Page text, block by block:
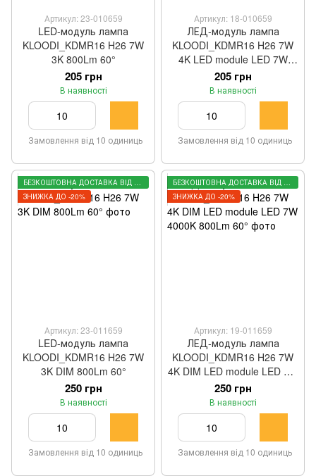
Артикул: 23-010659
LED-модуль лампа
KLOODI_KDMR16 H26 7W
3K 800Lm 60°
205 грн
В наявності
Замовлення від 10 одиниць
Артикул: 18-010659
ЛЕД-модуль лампа
KLOODI_KDMR16 H26 7W
4K LED module LED 7W
4000K 800Lm 60°
205 грн
В наявності
Замовлення від 10 одиниць
БЕЗКОШТОВНА ДОСТАВКА ВІД 3000 ГРН
ЗНИЖКА ДО -20%
Артикул: 23-011659
LED-модуль лампа
KLOODI_KDMR16 H26 7W
3K DIM 800Lm 60°
250 грн
В наявності
Замовлення від 10 одиниць
БЕЗКОШТОВНА ДОСТАВКА ВІД 3000 ГРН
ЗНИЖКА ДО -20%
Артикул: 19-011659
ЛЕД-модуль лампа
KLOODI_KDMR16 H26 7W
4K DIM LED module LED 7W
4000K 800Lm 60°
250 грн
В наявності
Замовлення від 10 одиниць